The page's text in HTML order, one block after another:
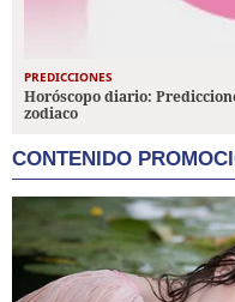
PREDICCIONES
Horóscopo diario:
zodiaco
CONTENIDO